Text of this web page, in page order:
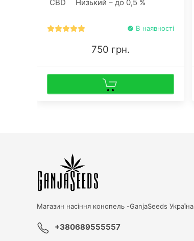
рівнем рН не вище 6,5.
CBD Низький – до 0,5 %
В наявності
750 грн.
Магазин насіння конопель -GanjaSeeds Україна
+380689555557